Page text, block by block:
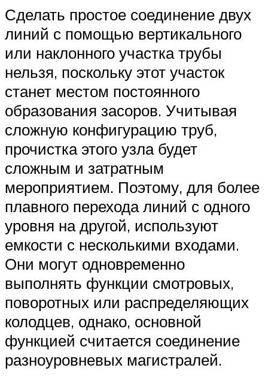
Сделать простое соединение двух
линий с помощью вертикального
или наклонного участка трубы
нельзя, поскольку этот участок
станет местом постоянного
образования засоров. Учитывая
сложную конфигурацию труб,
прочистка этого узла будет
сложным и затратным
мероприятием. Поэтому, для более
плавного перехода линий с одного
уровня на другой, используют
емкости с несколькими входами.
Они могут одновременно
выполнять функции смотровых,
поворотных или распределяющих
колодцев, однако, основной
функцией считается соединение
разноуровневых магистралей.